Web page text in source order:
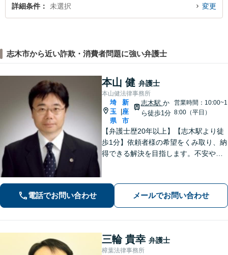
詳細条件 未選択 変更
志木市から近い詐欺・消費者問題に強い弁護士
本山 健 弁護士
本山健法律事務所
埼
玉
県
新
座
市
志木駅 か
ら徒歩1分
営業時間：10:00~1
8:00（平日）
【弁護士歴20年以上】【志木駅より徒
歩1分】依頼者様の希望をくみ取り、納
得できる解決を目指します。不安や疑
事件／何でも遠慮せずご相談ください
【初回面談無料（30分まで）】
電話でお問い合わせ メールでお問い合わせ
三輪 貴幸 弁護士
樟葉法律事務所